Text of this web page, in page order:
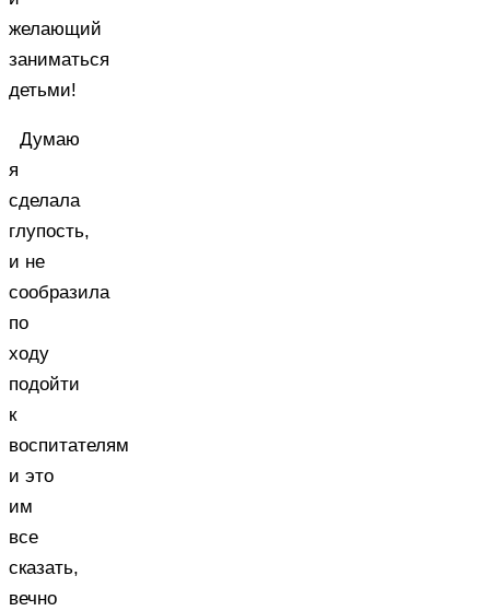
желающий
заниматься
детьми!
Думаю
я
сделала
глупость,
и не
сообразила
по
ходу
подойти
к
воспитателям
и это
им
все
сказать,
вечно